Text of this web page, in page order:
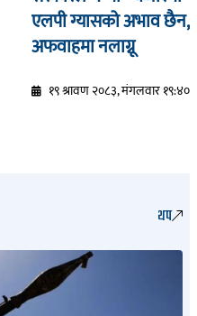
एलपी ग्यासको अभाव छैन,
अफवाहमा नलाग्नू
१९ श्रावण २०८३, मंगलवार १९:४०
थप